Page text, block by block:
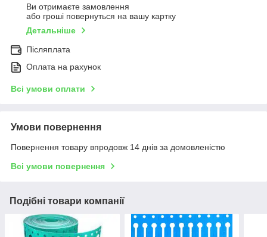
Ви отримаєте замовлення
або гроші повернуться на вашу картку
Детальніше
Післяплата
Оплата на рахунок
Всі умови оплати
Умови повернення
Повернення товару впродовж 14 днів за домовленістю
Всі умови повернення
Подібні товари компанії